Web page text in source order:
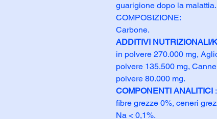
guarigione dopo la malattia.
COMPOSIZIONE:
Carbone.
ADDITIVI NUTRIZIONALI/
in polvere 270.000 mg,
polvere 135.500 mg,
polvere 80.000 mg.
COMPONENTI ANALITICI
fibre grezze 0%, ceneri
Na < 0,1%.